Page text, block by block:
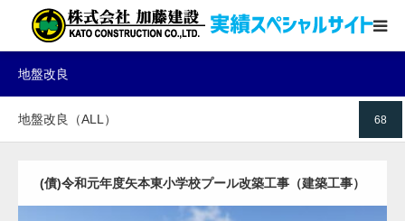
地盤改良
68
地盤改良（ALL）
(債)令和元年度矢本東小学校プール改築工事（建築工事）
土木・建築
地盤改良
圧入ケーソン